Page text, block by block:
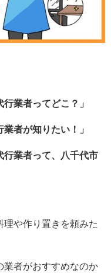
業者ってどこ？」
者が知りたい！」
行業者って、八千代市
理や作り置きを頼みた
業者がおすすめなのか